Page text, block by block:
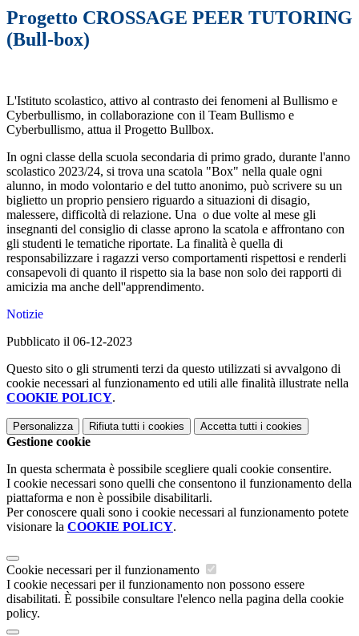
Progetto CROSSAGE PEER TUTORING
(Bull-box)
L'Istituto scolastico, attivo al contrasto dei fenomeni al Bullismo e
Cyberbullismo, in collaborazione con il Team Bullismo e
Cyberbullismo, attua il Progetto Bullbox.
In ogni classe della scuola secondaria di primo grado, durante l'anno
scolastico 2023/24, si trova una scatola "Box" nella quale ogni
alunno, in modo volontario e del tutto anonimo, può scrivere su un
biglietto un proprio pensiero riguardo a situazioni di disagio,
malessere, difficoltà di relazione. Una o due volte al mese gli
insegnanti del consiglio di classe aprono la scatola e affrontano con
gli studenti le tematiche riportate. La finalità è quella di
responsabilizzare i ragazzi verso comportamenti rispettosi e renderli
consapevoli di quanto il rispetto sia la base non solo dei rapporti di
amicizia ma anche dell''apprendimento.
Notizie
Pubblicato il 06-12-2023
Questo sito o gli strumenti terzi da questo utilizzati si avvalgono di
cookie necessari al funzionamento ed utili alle finalità illustrate nella
COOKIE POLICY.
Personalizza Rifiuta tutti i cookies Accetta tutti i cookies
Gestione cookie
In questa schermata è possibile scegliere quali cookie consentire.
I cookie necessari sono quelli che consentono il funzionamento della
piattaforma e non è possibile disabilitarli.
Per conoscere quali sono i cookie necessari al funzionamento potete
visionare la COOKIE POLICY.
Cookie necessari per il funzionamento
I cookie necessari per il funzionamento non possono essere
disabilitati. È possibile consultare l'elenco nella pagina della cookie
policy.